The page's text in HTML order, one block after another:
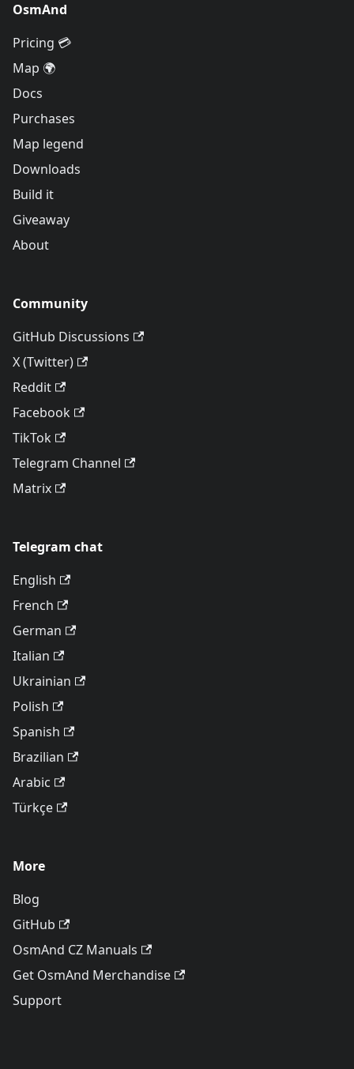
OsmAnd
Pricing 💳
Map 🌍
Docs
Purchases
Map legend
Downloads
Build it
Giveaway
About
Community
GitHub Discussions
X (Twitter)
Reddit
Facebook
TikTok
Telegram Channel
Matrix
Telegram chat
English
French
German
Italian
Ukrainian
Polish
Spanish
Brazilian
Arabic
Türkçe
More
Blog
GitHub
OsmAnd CZ Manuals
Get OsmAnd Merchandise
Support